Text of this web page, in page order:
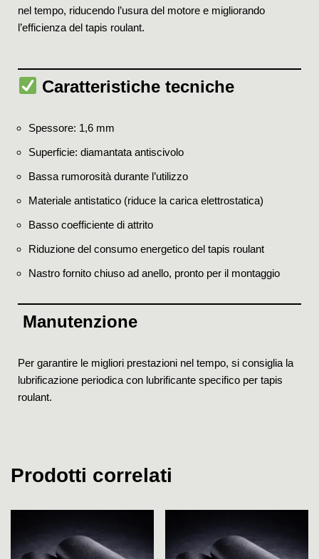
nel tempo, riducendo l’usura del motore e migliorando
l’efficienza del tapis roulant.
Caratteristiche tecniche
Spessore: 1,6 mm
Superficie: diamantata antiscivolo
Bassa rumorosità durante l’utilizzo
Materiale antistatico (riduce la carica elettrostatica)
Basso coefficiente di attrito
Riduzione del consumo energetico del tapis roulant
Nastro fornito chiuso ad anello, pronto per il montaggio
Manutenzione
Per garantire le migliori prestazioni nel tempo, si consiglia la
lubrificazione periodica con lubrificante specifico per tapis
roulant.
Prodotti correlati